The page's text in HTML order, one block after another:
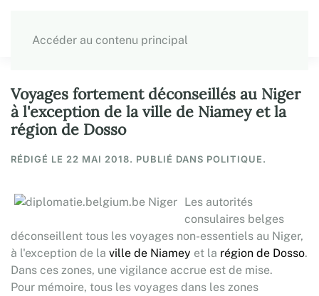
Accéder au contenu principal
Voyages fortement déconseillés au Niger
à l'exception de la ville de Niamey et la
région de Dosso
RÉDIGÉ LE 22 MAI 2018. PUBLIÉ DANS POLITIQUE.
Les autorités
consulaires belges
déconseillent tous les voyages non-essentiels au Niger,
à l'exception de la ville de Niamey et la région de Dosso.
Dans ces zones, une vigilance accrue est de mise.
Pour mémoire, tous les voyages dans les zones